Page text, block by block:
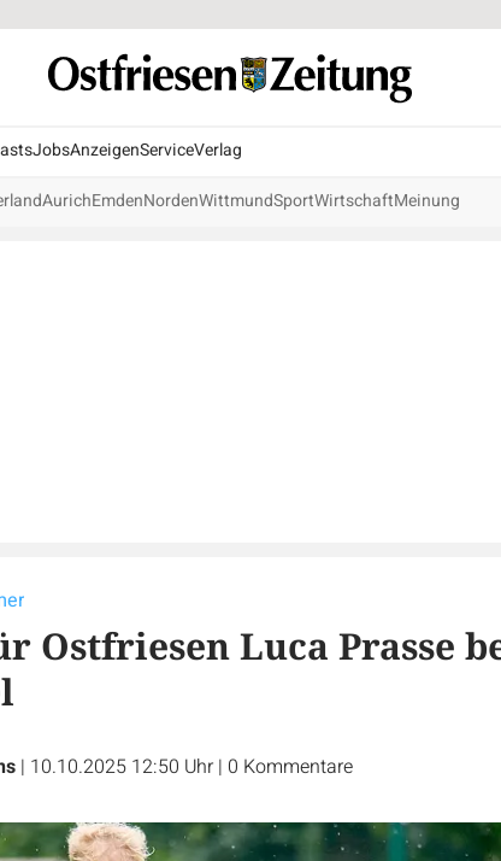
JobsAnzeigenServiceVerlag
AurichEmdenNordenWittmundSportWirtschaftMeinung
Ostfriesen Luca Prasse
| 10.10.2025 12:50 Uhr | 0 Kommentare